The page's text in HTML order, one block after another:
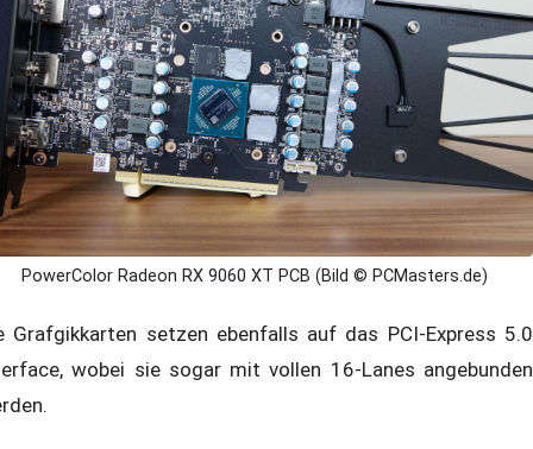
PowerColor Radeon RX 9060 XT PCB (Bild © PCMasters.de)
Grafgikkarten setzen ebenfalls auf das PCI-Express 5.0
wobei sie sogar mit vollen 16-Lanes angebunden